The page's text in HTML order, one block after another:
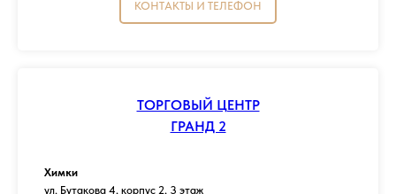
КОНТАКТЫ И ТЕЛЕФОН
ТОРГОВЫЙ ЦЕНТР
ГРАНД 2
Химки
ул. Бутакова 4, корпус 2, 3 этаж